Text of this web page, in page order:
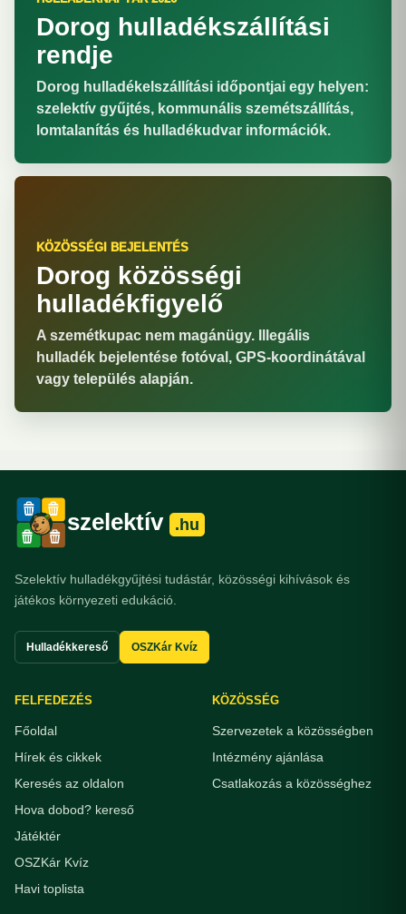
Dorog hulladékszállítási
rendje
Dorog hulladékelszállítási időpontjai egy helyen:
szelektív gyűjtés, kommunális szemétszállítás,
lomtalanítás és hulladékudvar információk.
KÖZÖSSÉGI BEJELENTÉS
Dorog közösségi
hulladékfigyelő
A szemétkupac nem magánügy. Illegális
hulladék bejelentése fotóval, GPS-koordinátával
vagy település alapján.
szelektív .hu
Szelektív hulladékgyűjtési tudástár, közösségi kihívások és
játékos környezeti edukáció.
Hulladékkereső OSZKár Kvíz
FELFEDEZÉS
Főoldal
Hírek és cikkek
Keresés az oldalon
Hova dobod? kereső
Játéktér
OSZKár Kvíz
Havi toplista
KÖZÖSSÉG
Szervezetek a közösségben
Intézmény ajánlása
Csatlakozás a közösséghez